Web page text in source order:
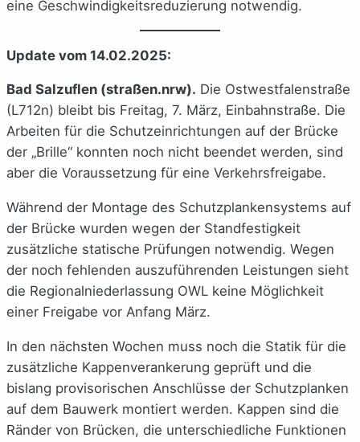
eine Geschwindigkeitsreduzierung notwendig.
Update vom 14.02.2025:
Bad Salzuflen (straßen.nrw). Die Ostwestfalenstraße
(L712n) bleibt bis Freitag, 7. März, Einbahnstraße. Die
Arbeiten für die Schutzeinrichtungen auf der Brücke
der „Brille“ konnten noch nicht beendet werden, sind
aber die Voraussetzung für eine Verkehrsfreigabe.
Während der Montage des Schutzplankensystems auf
der Brücke wurden wegen der Standfestigkeit
zusätzliche statische Prüfungen notwendig. Wegen
der noch fehlenden auszuführenden Leistungen sieht
die Regionalniederlassung OWL keine Möglichkeit
einer Freigabe vor Anfang März.
In den nächsten Wochen muss noch die Statik für die
zusätzliche Kappenverankerung geprüft und die
bislang provisorischen Anschlüsse der Schutzplanken
auf dem Bauwerk montiert werden. Kappen sind die
Ränder von Brücken, die unterschiedliche Funktionen